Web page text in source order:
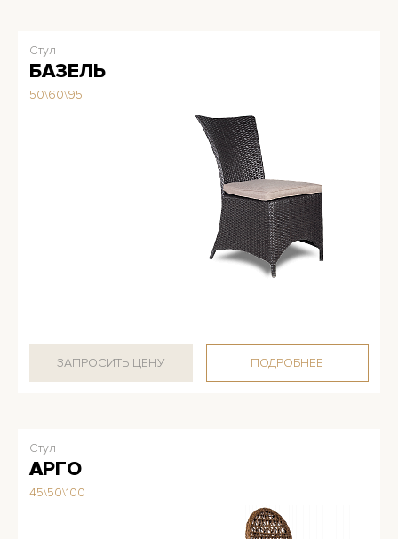
ЗАПРОСИТЬ ЦЕНУ ПОДРОБНЕЕ
Стул
БАЗЕЛЬ
50\60\95
Стул
АРГО
45\50\100